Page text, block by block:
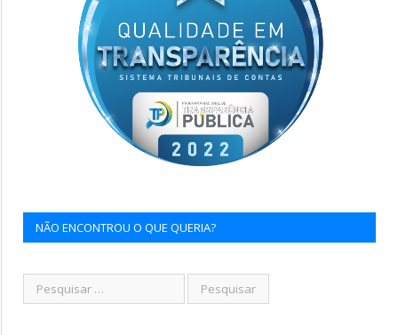
NÃO ENCONTROU O QUE QUERIA?